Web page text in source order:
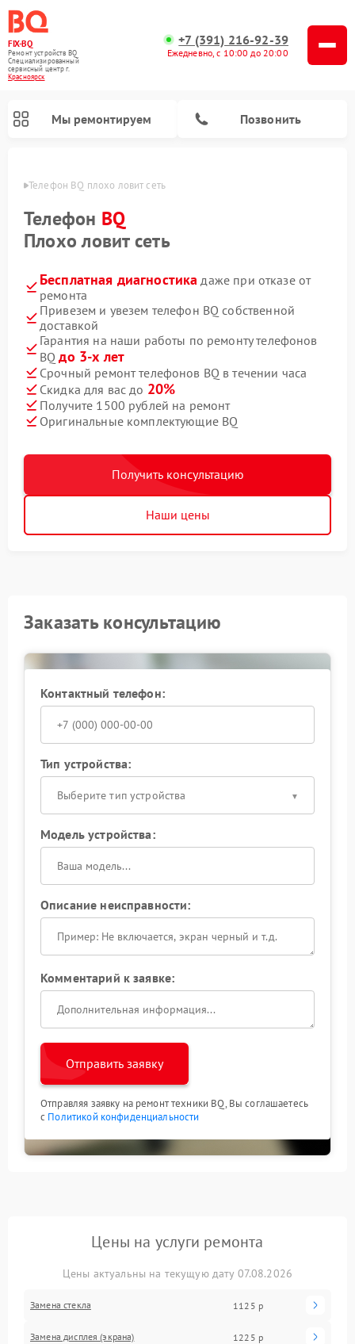
FIX-BQ
Ремонт устройств BQ
Специализированный
cервисный центр г.
Красноярск
+7 (391) 216-92-39
Ежедневно, с 10:00 до 20:00
Мы ремонтируем Позвонить
Телефон BQ плохо ловит сеть
Телефон BQ
Плохо ловит сеть
Бесплатная диагностика даже при отказе от
ремонта
Привезем и увезем телефон BQ собственной
доставкой
Гарантия на наши работы по ремонту телефонов
BQдо 3-х лет
Срочный ремонт телефонов BQ в течении часа
Скидка для вас до 20%
Получите 1500 рублей на ремонт
Оригинальные комплектующие BQ
Получить консультацию
Наши цены
Заказать консультацию
Контактный телефон:
Тип устройства:
Выберите тип устройства
Модель устройства:
Описание неисправности:
Комментарий к заявке:
Отправить заявку
Отправляя заявку на ремонт техники BQ, Вы соглашаетесь
с Политикой конфиденциальности
Цены на услуги ремонта
Цены актуальны на текущую дату 07.08.2026
Замена стекла 1125 р
Замена дисплея (экрана) 1225 р